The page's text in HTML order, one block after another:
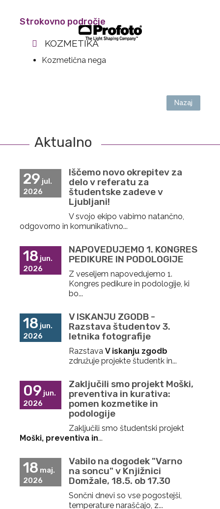
Strokovno področje
KOZMETIKA
Kozmetična nega
Nazaj
Aktualno
29 jul.
2026
Iščemo novo okrepitev za
delo v referatu za
študentske zadeve v
Ljubljani!
V svojo ekipo vabimo natančno,
odgovorno in komunikativno...
18 jun.
2026
NAPOVEDUJEMO 1. KONGRES
PEDIKURE IN PODOLOGIJE
Z veseljem napovedujemo 1.
Kongres pedikure in podologije, ki
bo...
18 jun.
2026
V ISKANJU ZGODB -
Razstava študentov 3.
letnika fotografije
Razstava V iskanju zgodb
združuje projekte študentk in...
09 jun.
2026
Zaključili smo projekt Moški,
preventiva in kurativa:
pomen kozmetike in
podologije
Zaključili smo študentski projekt
Moški, preventiva in...
18 maj.
2026
Vabilo na dogodek "Varno
na soncu" v Knjižnici
Domžale, 18.5. ob 17.30
Sončni dnevi so vse pogostejši,
temperature naraščajo, z...